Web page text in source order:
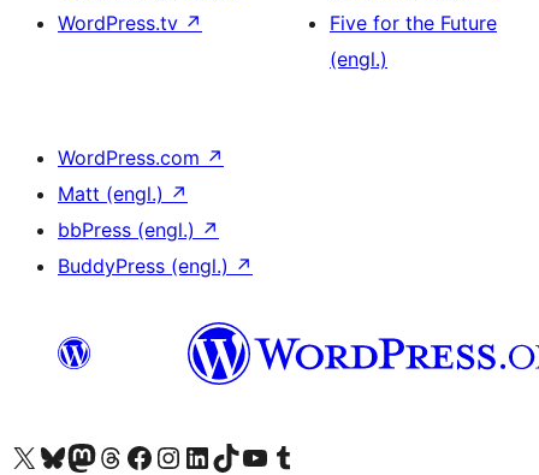
WordPress.tv ↗
Five for the Future
(engl.)
WordPress.com ↗
Matt (engl.) ↗
bbPress (engl.) ↗
BuddyPress (engl.) ↗
Das X-Konto (früher Twitter) von WordPress.org besuchen
Das Bluesky-Konto von WordPress.org besuchen
Das Mastodon-Konto von WordPress.org besuchen
Das Threads-Konto von WordPress.org besuchen
Die Facebook-Seite von WordPress.org besuchen
Das Instagram-Konto von WordPress.org besuchen
Das LinkedIn-Konto von WordPress.org besuchen
Das TikTok-Konto von WordPress.org besuchen
Den YouTube-Kanal von WordPress.org besuchen
Das Tumblr-Konto von WordPress.org besuchen